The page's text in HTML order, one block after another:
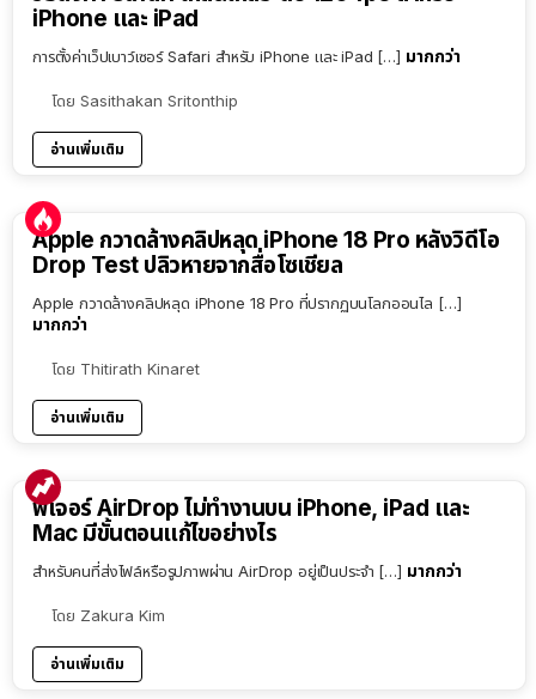
iPhone และ iPad
การตั้งค่าเว็ปเบาว์เซอร์ Safari สำหรับ iPhone และ iPad […] มากกว่า
โดย Sasithakan Sritonthip
อ่านเพิ่มเติม
Apple กวาดล้างคลิปหลุด iPhone 18 Pro หลังวิดีโอ
Drop Test ปลิวหายจากสื่อโซเชียล
Apple กวาดล้างคลิปหลุด iPhone 18 Pro ที่ปรากฏบนโลกออนไล […]
มากกว่า
โดย Thitirath Kinaret
อ่านเพิ่มเติม
ฟีเจอร์ AirDrop ไม่ทำงานบน iPhone, iPad และ
Mac มีขั้นตอนแก้ไขอย่างไร
สำหรับคนที่ส่งไฟล์หรือรูปภาพผ่าน AirDrop อยู่เป็นประจำ […] มากกว่า
โดย Zakura Kim
อ่านเพิ่มเติม